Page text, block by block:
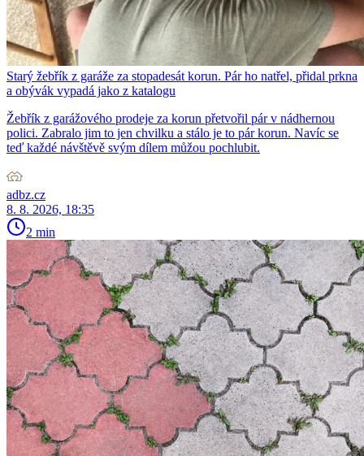
Starý žebřík z garáže za stopadesát korun. Pár ho natřel, přidal prkna
a obývák vypadá jako z katalogu
Žebřík z garážového prodeje za korun přetvořil pár v nádhernou
polici. Zabralo jim to jen chvilku a stálo je to pár korun. Navíc se
teď každé návštěvě svým dílem můžou pochlubit.
adbz.cz
8. 8. 2026, 18:35
2 min